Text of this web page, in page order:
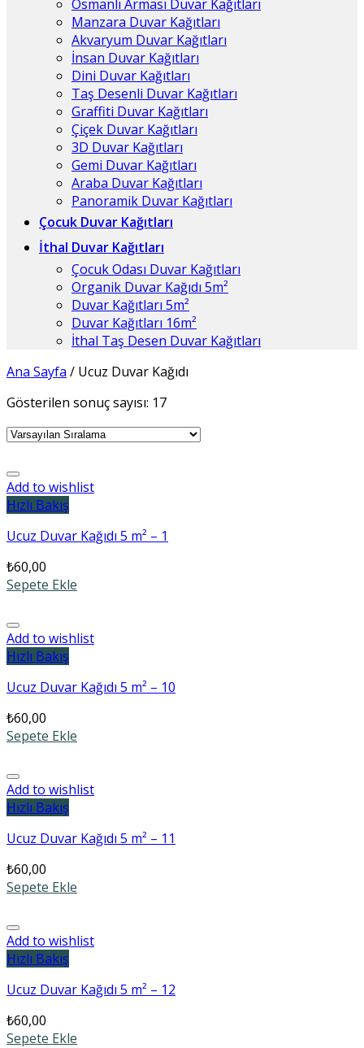
Osmanlı Arması Duvar Kağıtları
Manzara Duvar Kağıtları
Akvaryum Duvar Kağıtları
İnsan Duvar Kağıtları
Dini Duvar Kağıtları
Taş Desenli Duvar Kağıtları
Graffiti Duvar Kağıtları
Çiçek Duvar Kağıtları
3D Duvar Kağıtları
Gemi Duvar Kağıtları
Araba Duvar Kağıtları
Panoramik Duvar Kağıtları
Çocuk Duvar Kağıtları
İthal Duvar Kağıtları
Çocuk Odası Duvar Kağıtları
Organik Duvar Kağıdı 5m²
Duvar Kağıtları 5m²
Duvar Kağıtları 16m²
İthal Taş Desen Duvar Kağıtları
Ana Sayfa / Ucuz Duvar Kağıdı
Gösterilen sonuç sayısı: 17
Add to wishlist
Hızlı Bakış
Ucuz Duvar Kağıdı 5 m² – 1
₺60,00
Sepete Ekle
Add to wishlist
Hızlı Bakış
Ucuz Duvar Kağıdı 5 m² – 10
₺60,00
Sepete Ekle
Add to wishlist
Hızlı Bakış
Ucuz Duvar Kağıdı 5 m² – 11
₺60,00
Sepete Ekle
Add to wishlist
Hızlı Bakış
Ucuz Duvar Kağıdı 5 m² – 12
₺60,00
Sepete Ekle